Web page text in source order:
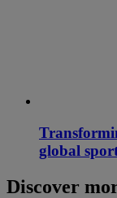
global
Discover